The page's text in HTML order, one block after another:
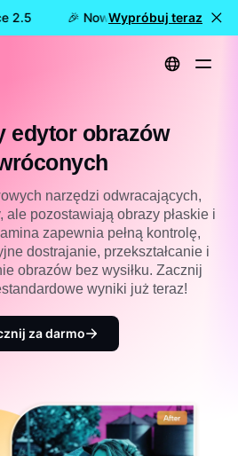
2.5 🎉 Nowy model już
Wypróbuj teraz
edytor obrazów odwróconych
edytor obrazów
narzędzi odwracających,
ale pozostawiają obrazy płaskie i
zapewnia pełną kontrolę,
dostrajanie, przekształcanie i
obrazów bez wysiłku. Zacznij
wyniki już teraz!
za darmo